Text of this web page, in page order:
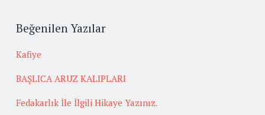
Beğenilen Yazılar
Kafiye
BAŞLICA ARUZ KALIPLARI
Fedakarlık İle İlgili Hikaye Yazınız.